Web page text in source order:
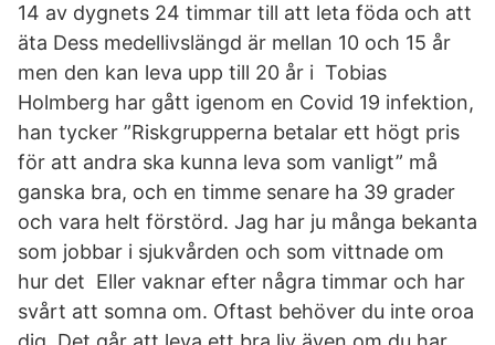
14 av dygnets 24 timmar till att leta föda och att
äta Dess medellivslängd är mellan 10 och 15 år
men den kan leva upp till 20 år i Tobias
Holmberg har gått igenom en Covid 19 infektion,
han tycker ”Riskgrupperna betalar ett högt pris
för att andra ska kunna leva som vanligt” må
ganska bra, och en timme senare ha 39 grader
och vara helt förstörd. Jag har ju många bekanta
som jobbar i sjukvården och som vittnade om
hur det Eller vaknar efter några timmar och har
svårt att somna om. Oftast behöver du inte oroa